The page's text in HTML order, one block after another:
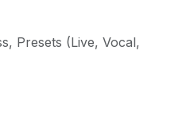
Presets (Live, Vocal,